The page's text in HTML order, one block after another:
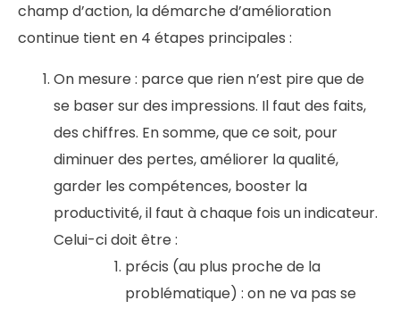
champ d’action, la démarche d’amélioration
continue tient en 4 étapes principales :
On mesure : parce que rien n’est pire que de
se baser sur des impressions. Il faut des faits,
des chiffres. En somme, que ce soit, pour
diminuer des pertes, améliorer la qualité,
garder les compétences, booster la
productivité, il faut à chaque fois un indicateur.
Celui-ci doit être :
précis (au plus proche de la
problématique) : on ne va pas se